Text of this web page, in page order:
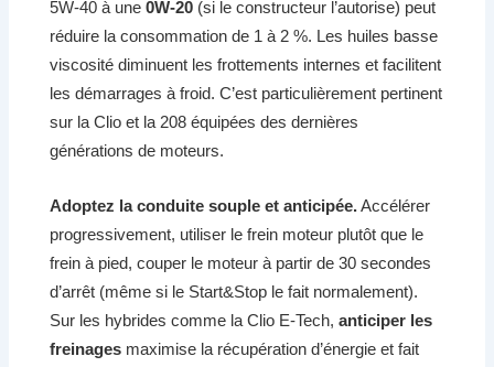
5W-40 à une0W-20 (si le constructeur l’autorise) peut
réduire la consommation de 1 à 2 %. Les huiles basse
viscosité diminuent les frottements internes et facilitent
les démarrages à froid. C’est particulièrement pertinent
sur la Clio et la 208 équipées des dernières
générations de moteurs.
Adoptez la conduite souple et anticipée.Accélérer
progressivement, utiliser le frein moteur plutôt que le
frein à pied, couper le moteur à partir de 30 secondes
d’arrêt (même si le Start&Stop le fait normalement).
Sur les hybrides comme la Clio E-Tech,anticiper les
freinages maximise la récupération d’énergie et fait